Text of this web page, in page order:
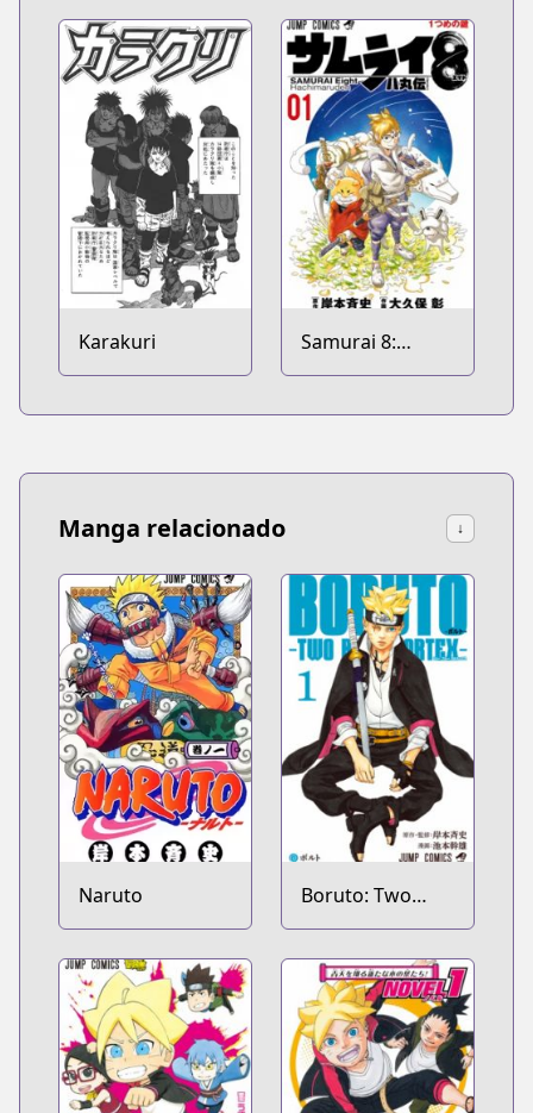
Karakuri
Samurai 8:
Hachimaru Den
Manga relacionado ↓
Naruto
Boruto: Two
Blue Vortex